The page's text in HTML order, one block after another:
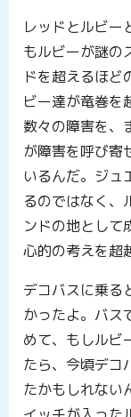
レッドとルビー
もルビーが謎の
ドを超えるほど
ビー達が竜巻を
数々の障害を、
が障害を呼び寄
いるんだ。ジュ
るのではなく、
ンドの地として
心的の考えを超
デコバスに乗る
かったよ。バス
めて、もしルビ
たら、今頃デコ
たかもしれない